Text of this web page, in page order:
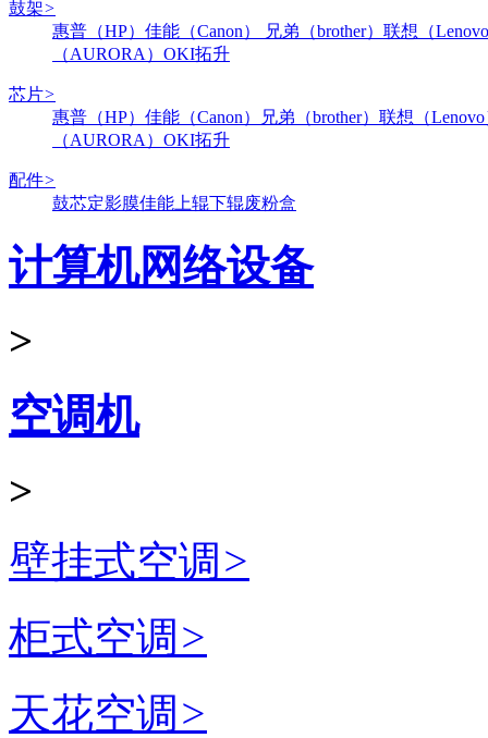
鼓架>
惠普（HP） 佳能（Canon） 兄弟（brother） 联想（
（AURORA） OKI拓升
芯片>
惠普（HP） 佳能（Canon） 兄弟（brother） 联想（
（AURORA） OKI拓升
配件>
鼓芯定影膜佳能 上辊下辊废粉盒
计算机网络设备
>
空调机
>
壁挂式空调 >
柜式空调 >
天花空调 >